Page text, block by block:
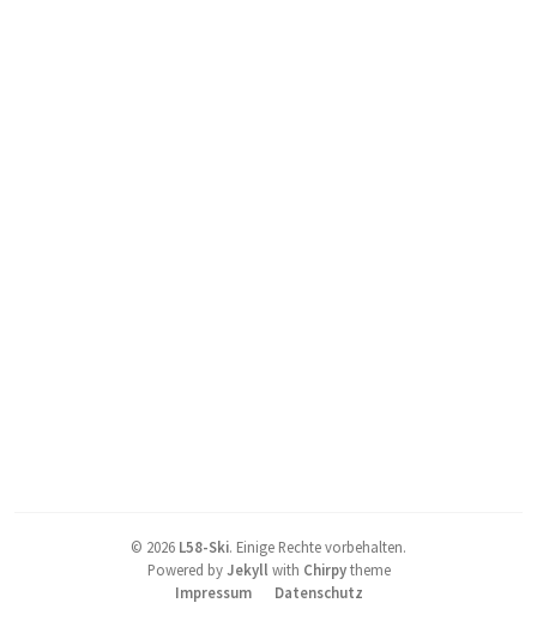
© 2026 L58-Ski. Einige Rechte vorbehalten.
Powered byJekyll with Chirpytheme
Impressum
Datenschutz